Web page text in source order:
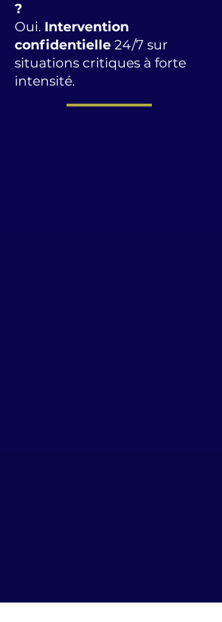
?
Oui. Intervention
confidentielle 24/7 sur
situations critiques à forte
intensité.